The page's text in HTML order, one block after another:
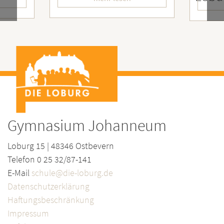
Gymnasium Johanneum
Loburg 15 | 48346 Ostbevern
Telefon 0 25 32/87-141
E-Mail schule@die-loburg.de
Datenschutzerklärung
Haftungsbeschränkung
Impressum